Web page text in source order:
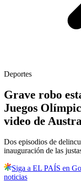
Deportes
Grave robo
Juegos
video de
Dos episodios de
inauguración de las
Siga a EL PAÍS en
noticias